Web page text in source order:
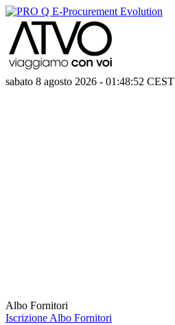
sabato 8 agosto 2026 - 01:48:52 CEST
Albo Fornitori
Iscrizione Albo Fornitori